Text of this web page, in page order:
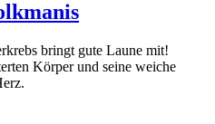
bringt gute Laune mit!
Körper und seine weiche